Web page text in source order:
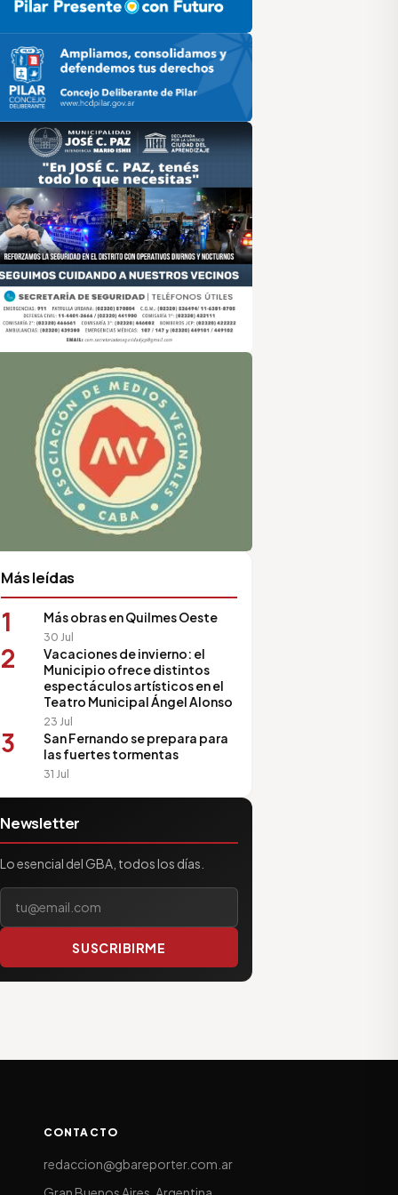
HCD
de Medios Vecinales
Más leídas
1 Más obras en Quilmes Oeste
30 Jul
2
Vacaciones de invierno: el
Municipio ofrece distintos
espectáculos artísticos en el
Teatro Municipal Ángel Alonso
23 Jul
3
San Fernando se prepara para
las fuertes tormentas
31 Jul
Newsletter
Lo esencial del GBA, todos los días.
Tu correo electrónico
SUSCRIBIRME
CONTACTO
redaccion@gbareporter.com.ar